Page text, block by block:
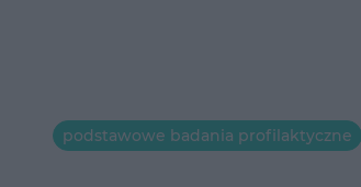
podstawowe badania profilaktyczne